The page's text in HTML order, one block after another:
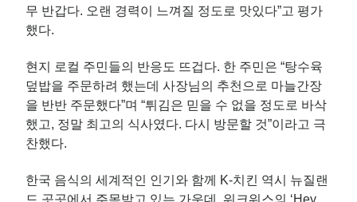
무 반갑다. 오랜 경력이 느껴질 정도로 맛있다”고 평가
했다.
현지 로컬 주민들의 반응도 뜨겁다. 한 주민은 “탕수육
덮밥을 주문하려 했는데 사장님의 추천으로 마늘간장
을 반반 주문했다”며 “튀김은 믿을 수 없을 정도로 바삭
했고, 정말 최고의 식사였다. 다시 방문할 것”이라고 극
찬했다.
한국 음식의 세계적인 인기와 함께 K-치킨 역시 뉴질랜